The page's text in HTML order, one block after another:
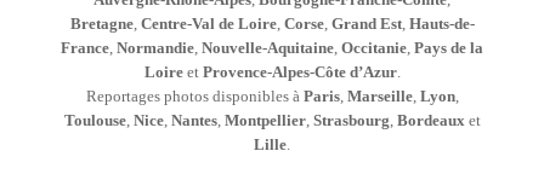
Bretagne, Centre-Val de Loire, Corse, Grand Est, Hauts-de-
France Normandie Nouvelle-Aquitaine Occitanie Pays de la
Loireet Provence-Alpes-Côte d’Azur.
Reportages photos disponibles à Paris, Marseille, Lyon,
Toulouse, Nice, Nantes, Montpellier, Strasbourg Bordeaux et
Lille